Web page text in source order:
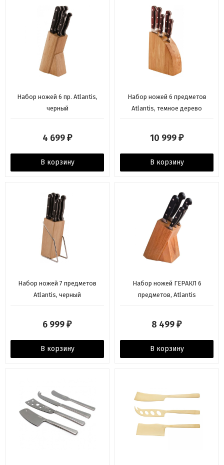
Набор ножей 6 пр. Atlantis,
черный
4 699 ₽
В корзину
Набор ножей 6 предметов
Atlantis, темное дерево
10 999 ₽
В корзину
Набор ножей 7 предметов
Atlantis, черный
6 999 ₽
В корзину
Набор ножей ГЕРАКЛ 6
предметов, Atlantis
8 499 ₽
В корзину